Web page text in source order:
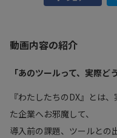
動画内容の紹介
「あのツールって、実際ど
『わたしたちのDX』とは
た企業へお邪魔して、
導入前の課題、ツールとの